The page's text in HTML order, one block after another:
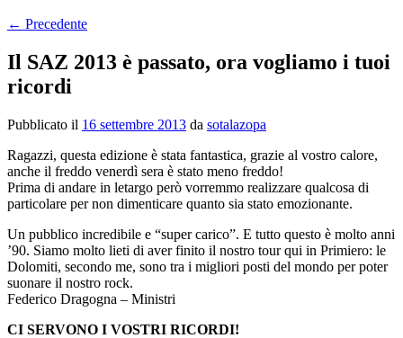
← Precedente
Il SAZ 2013 è passato, ora vogliamo i tuoi
ricordi
Pubblicato il 16 settembre 2013 da sotalazopa
Ragazzi, questa edizione è stata fantastica, grazie al vostro calore,
anche il freddo venerdì sera è stato meno freddo!
Prima di andare in letargo però vorremmo realizzare qualcosa di
particolare per non dimenticare quanto sia stato emozionante.
Un pubblico incredibile e “super carico”. E tutto questo è molto anni
’90. Siamo molto lieti di aver finito il nostro tour qui in Primiero: le
Dolomiti, secondo me, sono tra i migliori posti del mondo per poter
suonare il nostro rock.
Federico Dragogna – Ministri
CI SERVONO I VOSTRI RICORDI!